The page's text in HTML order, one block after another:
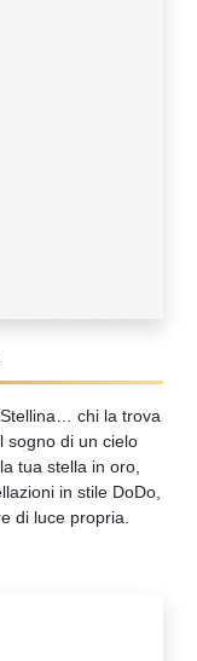
chi la trova
sogno di un cielo
tua stella in oro,
in stile DoDo,
di luce propria.